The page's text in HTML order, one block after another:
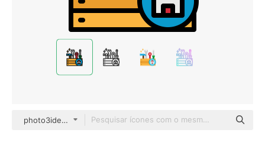
photo3idea_studio Lineal Color